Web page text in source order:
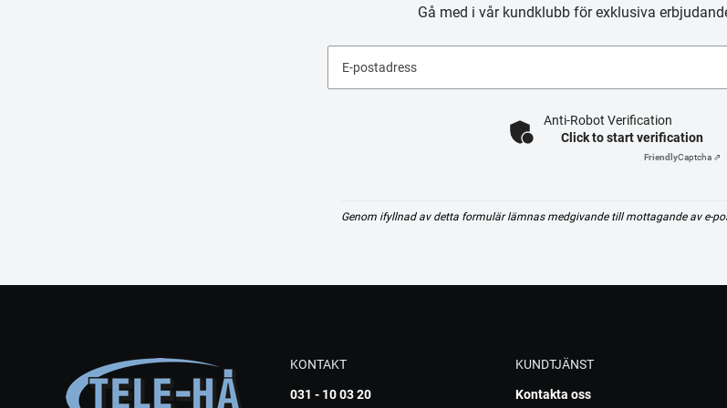
Gå med i vår kundklubb för exklusiva
E-postadress
Anti-Robot Verification
Click to start verification
FriendlyCaptcha ⇗
Genom ifyllnad av detta formulär lämnas medgivande till mottagande av e-
KONTAKT
031 - 10 03 20
KUNDTJÄNST
Kontakta oss